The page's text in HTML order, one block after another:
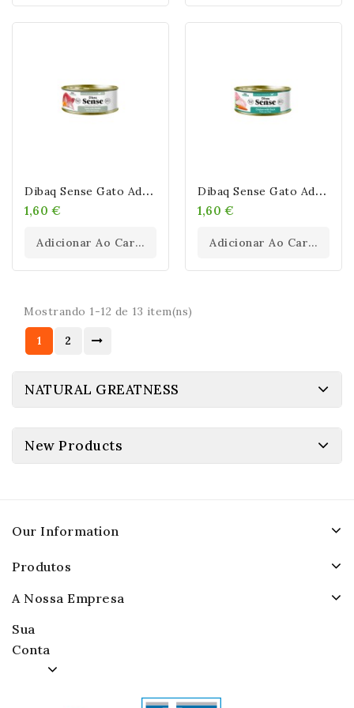
D
Ibaq Sense Gato Adult Grain Free Atún Con Conejo Latas 70 GR
1,60 €
Adicionar Ao Carrinho
D
Ibaq Sense Gato Adult Grain Free Pollo Con Pato Latas 70 GR
1,60 €
Adicionar Ao Carrinho
Mostrando 1-12 de 13 item(ns)
1 2
NATURAL GREATNESS
New Products
Our Information
Produtos
A Nossa Empresa
Sua
Conta